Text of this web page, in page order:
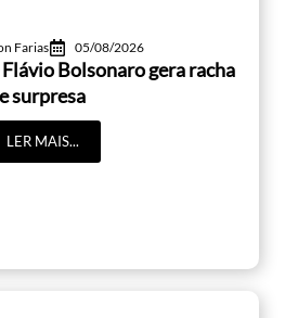
Farias 05/08/2026
Flávio Bolsonaro gera racha
e surpresa
LER MAIS...